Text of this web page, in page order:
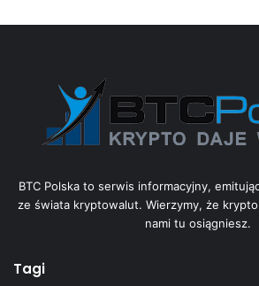
BTC Polska to serwis informacyjny,
ze świata kryptowalut. Wierzymy, że
nami tu osiągniesz.
Tagi